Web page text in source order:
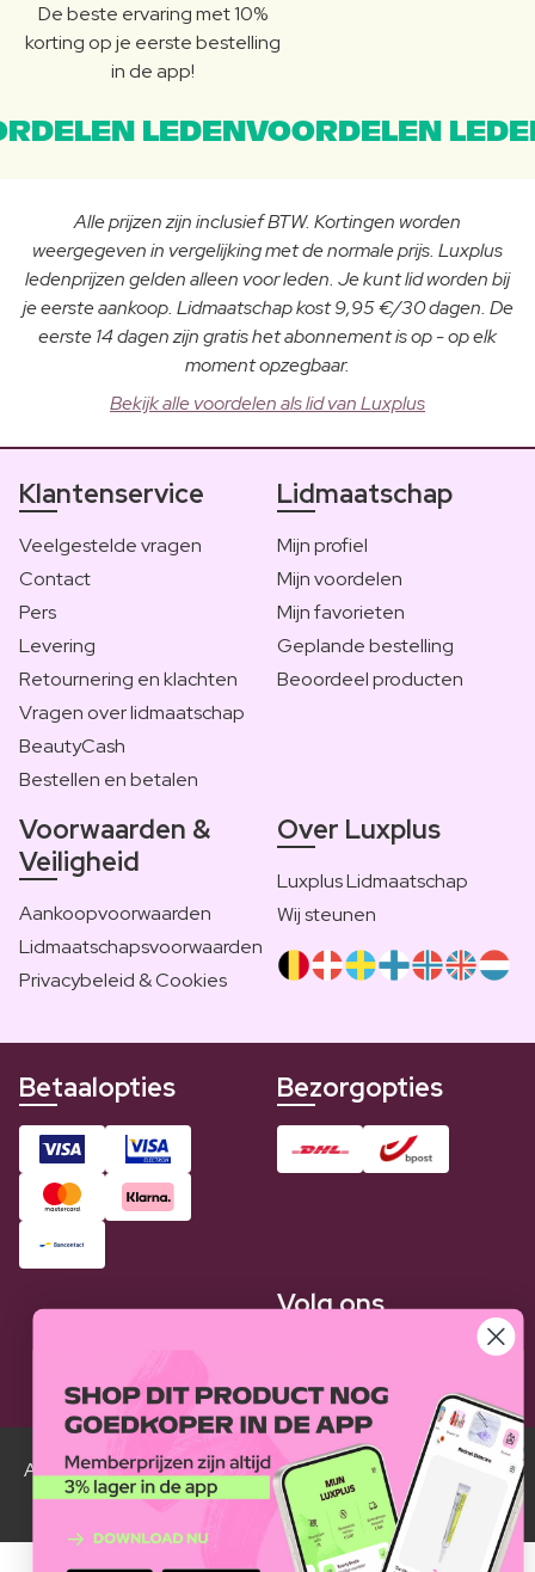
De beste ervaring met 10%
korting op je eerste bestelling
in de app!
LEDENVOORDELEN
Alle prijzen zijn inclusief BTW. Kortingen worden
weergegeven in vergelijking met de normale prijs. Luxplus
ledenprijzen gelden alleen voor leden. Je kunt lid worden bij
je eerste aankoop. Lidmaatschap kost 9,95 €/30 dagen. De
eerste 14 dagen zijn gratis het abonnement is op - op elk
moment opzegbaar.
Bekijk alle voordelen als lid van Luxplus
Klantenservice
Veelgestelde vragen
Contact
Pers
Levering
Retournering en klachten
Vragen over lidmaatschap
BeautyCash
Bestellen en betalen
Lidmaatschap
Mijn profiel
Mijn voordelen
Mijn favorieten
Geplande bestelling
Beoordeel producten
Voorwaarden &
Veiligheid
Aankoopvoorwaarden
Lidmaatschapsvoorwaarden
Privacybeleid & Cookies
Over Luxplus
Luxplus Lidmaatschap
Wij steunen
Betaalopties Bezorgopties
Volg ons
Alle Luxplus ledenprijzen zijn weergegeven in vergelijking
met de normale prijzen.